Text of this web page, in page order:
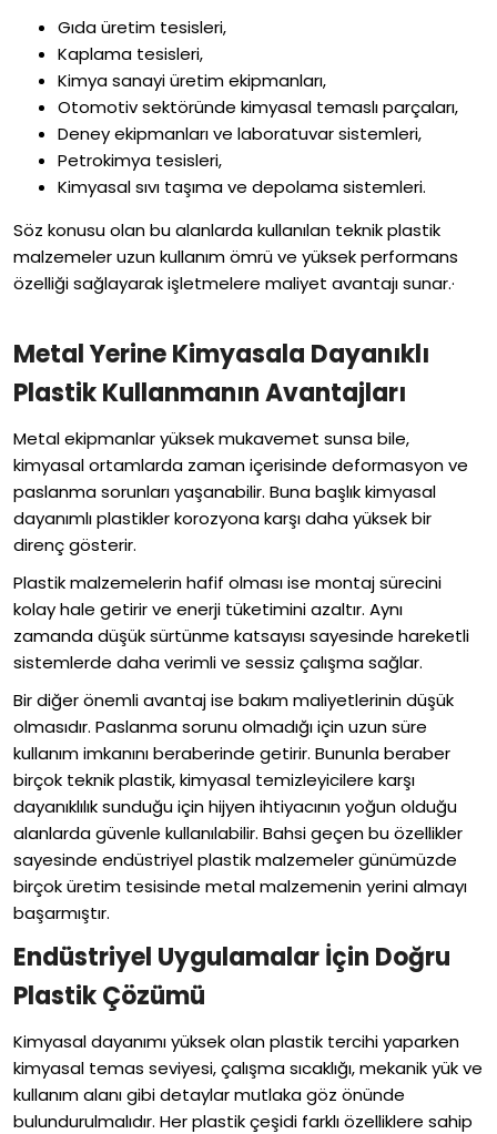
Gıda üretim tesisleri,
Kaplama tesisleri,
Kimya sanayi üretim ekipmanları,
Otomotiv sektöründe kimyasal temaslı parçaları,
Deney ekipmanları ve laboratuvar sistemleri,
Petrokimya tesisleri,
Kimyasal sıvı taşıma ve depolama sistemleri.
Söz konusu olan bu alanlarda kullanılan teknik plastik
malzemeler uzun kullanım ömrü ve yüksek performans
özelliği sağlayarak işletmelere maliyet avantajı sunar.·
Metal Yerine Kimyasala Dayanıklı
Plastik Kullanmanın Avantajları
Metal ekipmanlar yüksek mukavemet sunsa bile,
kimyasal ortamlarda zaman içerisinde deformasyon ve
paslanma sorunları yaşanabilir. Buna başlık kimyasal
dayanımlı plastikler korozyona karşı daha yüksek bir
direnç gösterir.
Plastik malzemelerin hafif olması ise montaj sürecini
kolay hale getirir ve enerji tüketimini azaltır. Aynı
zamanda düşük sürtünme katsayısı sayesinde hareketli
sistemlerde daha verimli ve sessiz çalışma sağlar.
Bir diğer önemli avantaj ise bakım maliyetlerinin düşük
olmasıdır. Paslanma sorunu olmadığı için uzun süre
kullanım imkanını beraberinde getirir. Bununla beraber
birçok teknik plastik, kimyasal temizleyicilere karşı
dayanıklılık sunduğu için hijyen ihtiyacının yoğun olduğu
alanlarda güvenle kullanılabilir. Bahsi geçen bu özellikler
sayesinde endüstriyel plastik malzemeler günümüzde
birçok üretim tesisinde metal malzemenin yerini almayı
başarmıştır.
Endüstriyel Uygulamalar İçin Doğru
Plastik Çözümü
Kimyasal dayanımı yüksek olan plastik tercihi yaparken
kimyasal temas seviyesi, çalışma sıcaklığı, mekanik yük ve
kullanım alanı gibi detaylar mutlaka göz önünde
bulundurulmalıdır. Her plastik çeşidi farklı özelliklere sahip